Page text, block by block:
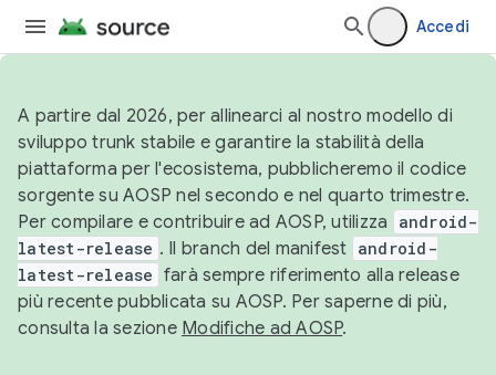
Accedi
A partire dal 2026, per allinearci al nostro modello di
sviluppo trunk stabile e garantire la stabilità della
piattaforma per l'ecosistema, pubblicheremo il codice
sorgente su AOSP nel secondo e nel quarto trimestre.
Per compilare e contribuire ad AOSP, utilizza
android-
latest-release . Il branch del manifest android-
latest-release farà sempre riferimento alla release
più recente pubblicata su AOSP. Per saperne di più,
consulta la sezione Modifiche ad AOSP.